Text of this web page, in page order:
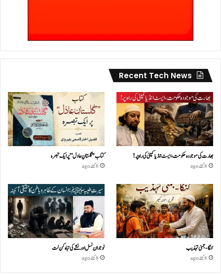
Recent Tech News
بھارت کی موجودہ حکومت،ایسٹ انڈیا کمپنی کی راہ پر!
8 گھنٹے ago
کتاب "گلستانِ عادل” پر ایک تبصرہ
8 گھنٹے ago
گنگا-جمنی تہذیب
8 گھنٹے ago
نوجوان نسل اور نشے کی تباہ کن لت
8 گھنٹے ago